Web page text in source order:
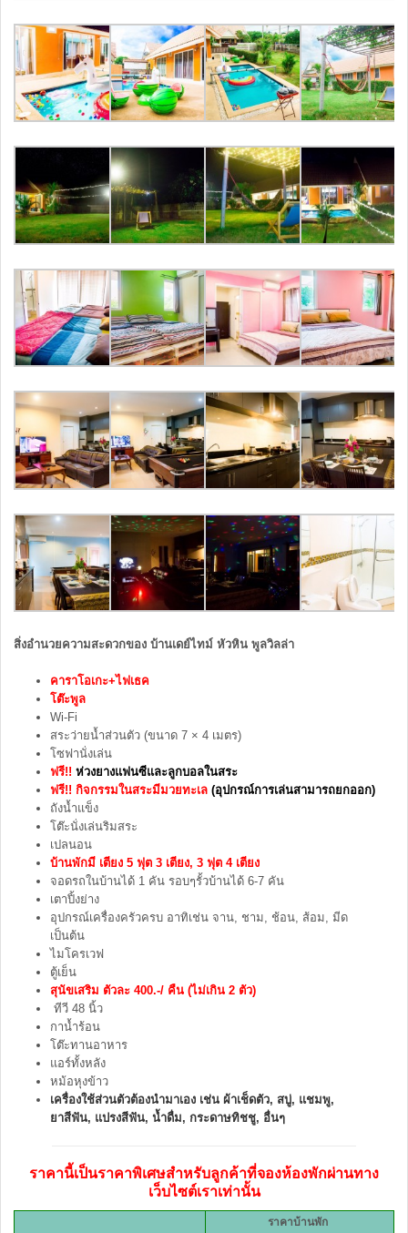
สิ่งอำนวยความสะดวกของ บ้านเดย์ไทม์ หัวหิน พูลวิลล่า
คาราโอเกะ+ไฟเธค
โต๊ะพูล
Wi-Fi
สระว่ายน้ำส่วนตัว (ขนาด 7 × 4 เมตร)
โซฟานั่งเล่น
ฟรี!! ห่วงยางแฟนซีและลูกบอลในสระ
ฟรี!! กิจกรรมในสระมีมวยทะเล (อุปกรณ์การเล่นสามารถยกออก)
ถังน้ำแข็ง
โต๊ะนั่งเล่นริมสระ
เปลนอน
บ้านพักมี เตียง 5 ฟุต 3 เตียง, 3 ฟุต 4 เตียง
จอดรถในบ้านได้ 1 คัน รอบๆรั้วบ้านได้ 6-7 คัน
เตาปิ้งย่าง
อุปกรณ์เครื่องครัวครบ อาทิเช่น จาน, ชาม, ช้อน, ส้อม, มีด
เป็นต้น
ไมโครเวฟ
ตู้เย็น
สุนัขเสริม ตัวละ 400.-/ คืน (ไม่เกิน 2 ตัว)
ทีวี 48 นิ้ว
กาน้ำร้อน
โต๊ะทานอาหาร
แอร์ทั้งหลัง
หม้อหุงข้าว
เครื่องใช้ส่วนตัวต้องนำมาเอง เช่น ผ้าเช็ดตัว, สบู่, แชมพู,
ยาสีฟัน, แปรงสีฟัน, น้ำดื่ม, กระดาษทิชชู, อื่นๆ
ราคานี้เป็นราคาพิเศษสำหรับลูกค้าที่จองห้องพักผ่านทาง
เว็บไซต์เราเท่านั้น
ราคาบ้านพัก